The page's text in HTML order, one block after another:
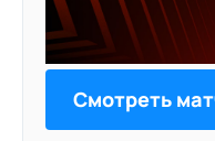
Смотреть